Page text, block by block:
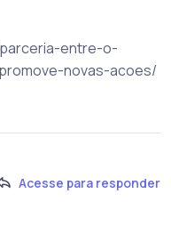
entre-o-
novas-acoes/
Acesse para responder